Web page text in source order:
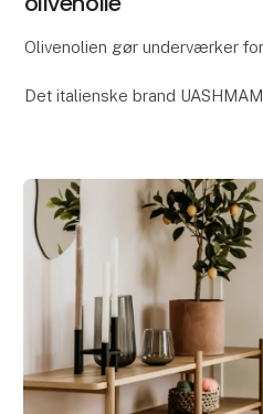
Olivenolien gør underværker
Det italienske brand